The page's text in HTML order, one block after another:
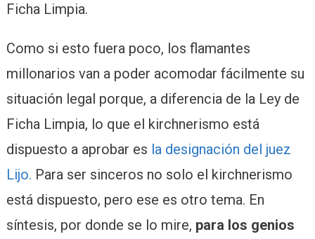
Ficha Limpia.
Como si esto fuera poco, los flamantes
millonarios van a poder acomodar fácilmente su
situación legal porque, a diferencia de la Ley de
Ficha Limpia, lo que el kirchnerismo está
dispuesto a aprobar es la designación del juez
Lijo. Para ser sinceros no solo el kirchnerismo
está dispuesto, pero ese es otro tema. En
síntesis, por donde se lo mire, para los genios